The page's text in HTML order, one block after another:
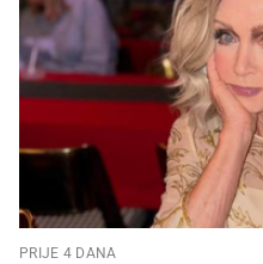
PRIJE 4 DANA